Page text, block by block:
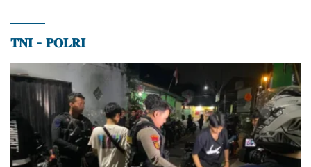
𝐓𝐍𝐈 – 𝐏𝐎𝐋𝐑𝐈